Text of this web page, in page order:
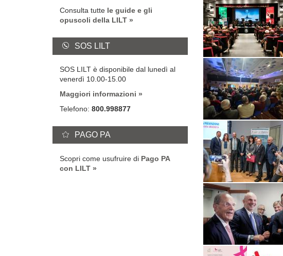
Consulta tutte le guide e gli
opuscoli della LILT
SOS LILT
SOS LILT è disponibile dal lunedì al
venerdì 10.00-15.00
Maggiori informazioni
Telefono: 800.998877
PAGO PA
Scopri come usufruire di Pago PA
con LILT